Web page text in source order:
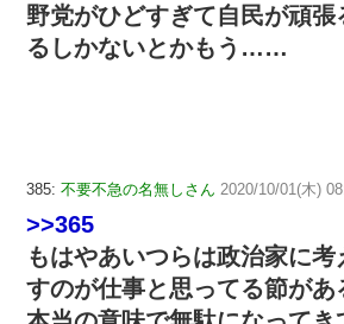
野党がひどすぎて自民が頑
るしかないとかもう……
385: 不要不急の名無しさん 2020/10/01(木)
>>365
もはやあいつらは政治家に考
すのが仕事と思ってる節があ